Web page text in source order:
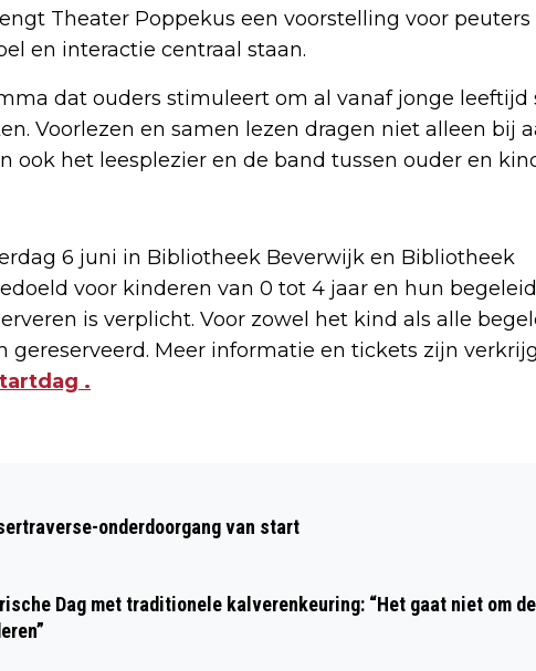
Theater Poppekus een voorstelling voor peuters
en interactie centraal staan.
dat ouders stimuleert om al vanaf jonge leeftijd
Voorlezen en samen lezen dragen niet alleen bij
ook het leesplezier en de band tussen ouder en
6 juni in Bibliotheek Beverwijk en Bibliotheek
voor kinderen van 0 tot 4 jaar en hun
is verplicht. Voor zowel het kind als alle
gereserveerd. Meer informatie en tickets zijn
.
TATA
PREDICAAT HOFLEVERANCIER:
ZOMAAR EEN ONDERNEMING”
onderdoorgang van start
Dag met traditionele kalverenkeuring: “Het gaat niet om de